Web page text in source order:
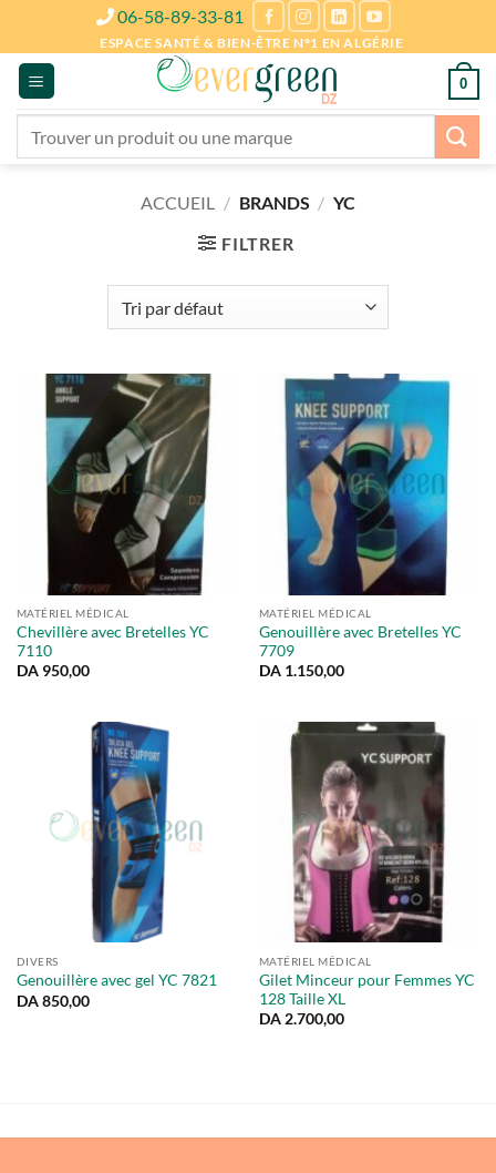
contenu
06-58-89-33-81
ESPACE SANTÉ & BIEN-ÊTRE N°1 EN ALGÉRIE
0
ACCUEIL / BRANDS / YC
FILTRER
MATÉRIEL MÉDICAL
Chevillère avec Bretelles YC
7110
DA950,00
MATÉRIEL MÉDICAL
Genouillère avec Bretelles YC
7709
DA1.150,00
DIVERS
Genouillère avec gel YC 7821
DA850,00
MATÉRIEL MÉDICAL
Gilet Minceur pour Femmes YC
128 Taille XL
DA2.700,00